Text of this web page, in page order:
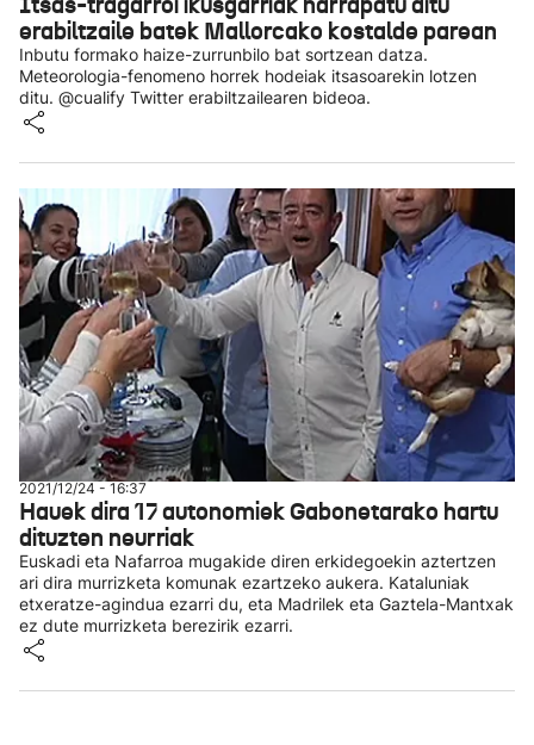
erabiltzaile batek Mallorcako kostalde parean
Inbutu formako haize-zurrunbilo bat sortzean datza.
Meteorologia-fenomeno horrek hodeiak itsasoarekin lotzen
ditu. @cualify Twitter erabiltzailearen bideoa.
2021/12/24 - 16:37
Hauek dira 17 autonomiek Gabonetarako hartu
dituzten neurriak
Euskadi eta Nafarroa mugakide diren erkidegoekin aztertzen
ari dira murrizketa komunak ezartzeko aukera. Kataluniak
etxeratze-agindua ezarri du, eta Madrilek eta Gaztela-Mantxak
ez dute murrizketa berezirik ezarri.